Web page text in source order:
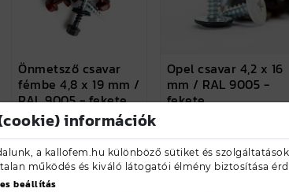
Önmetsző csavar
fémbe 4,8 x 19 mm /
RAL 9005 - fekete
25 Ft
további színek
Opel csavar 4,2 x 16
mm / RAL 9005 -
fekete
24 Ft
információk
a kallofem.hu különböző sütiket és
működés és kiváló látogatói élmény biztosítása
beállítás